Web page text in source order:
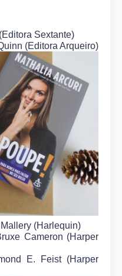
Sextante)
(Editora Arqueiro)
(Harlequin)
Cameron (Harper
E. Feist (Harper